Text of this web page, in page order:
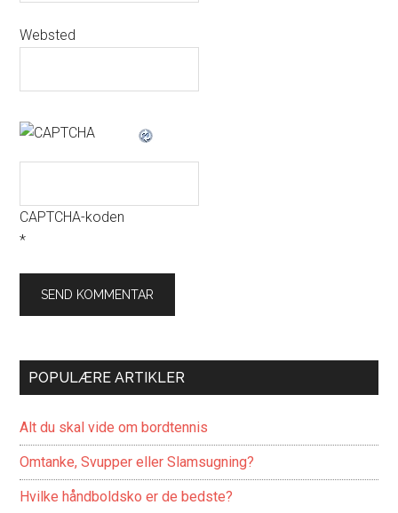
Websted
CAPTCHA-koden
*
POPULÆRE ARTIKLER
Alt du skal vide om bordtennis
Omtanke, Svupper eller Slamsugning?
Hvilke håndboldsko er de bedste?